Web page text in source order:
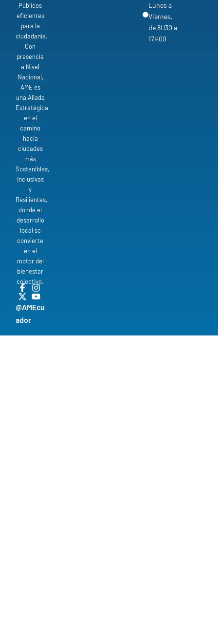
Públicos
eficientes
para la
ciudadanía.
Con
presencia
a Nivel
Nacional,
AME es
una Aliada
Estratégica
en el
camino
hacia
ciudades
más
Sostenibles,
Inclusivas
y
Resilientes,
donde el
desarrollo
local se
convierte
en el
motor del
bienestar
colectivo.
@AMEcu
ador
Lunes a
Viernes,
de 8H30 a
17H00